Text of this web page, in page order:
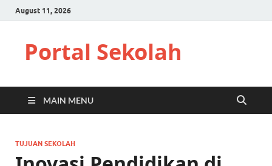
August 11, 2026
Portal Sekolah
MAIN MENU
TUJUAN SEKOLAH